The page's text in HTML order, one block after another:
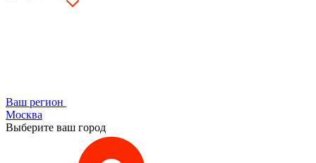
Ваш регион
Москва
Выберите ваш город